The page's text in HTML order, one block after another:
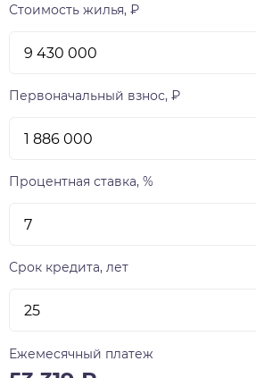
Стоимость жилья, ₽
Первоначальный взнос, ₽
Процентная ставка, %
Срок кредита, лет
Ежемесячный платеж